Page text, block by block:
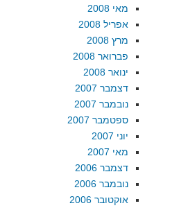
מאי 2008
אפריל 2008
מרץ 2008
פברואר 2008
ינואר 2008
דצמבר 2007
נובמבר 2007
ספטמבר 2007
יוני 2007
מאי 2007
דצמבר 2006
נובמבר 2006
אוקטובר 2006